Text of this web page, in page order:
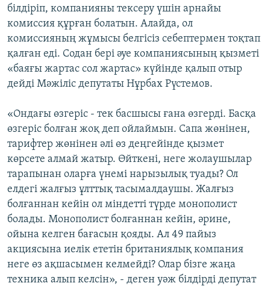
білдіріп, компанияны тексеру үшін арнайы
комиссия құрған болатын. Алайда, ол
комиссияның жұмысы белгісіз себептермен тоқтап
қалған еді. Содан бері әуе компаниясының қызметі
«баяғы жартас сол жартас» күйінде қалып отыр
дейді Мәжіліс депутаты Нұрбах Рүстемов.
«Ондағы өзгеріс - тек басшысы ғана өзгерді. Басқа
өзгеріс болған жоқ деп ойлаймын. Сапа жөнінен,
тарифтер жөнінен әлі өз деңгейінде қызмет
көрсете алмай жатыр. Өйткені, неге жолаушылар
тарапынан оларға үнемі нарызылық туады? Ол
елдегі жалғыз ұлттық тасымалдаушы. Жалғыз
болғаннан кейін ол міндетті түрде монополист
болады. Монополист болғаннан кейін, әрине,
ойына келген бағасын қояды. Ал 49 пайыз
акциясына иелік ететін британиялық компания
неге өз ақшасымен келмейді? Олар бізге жаңа
техника алып келсін», - деген уәж білдірді депутат